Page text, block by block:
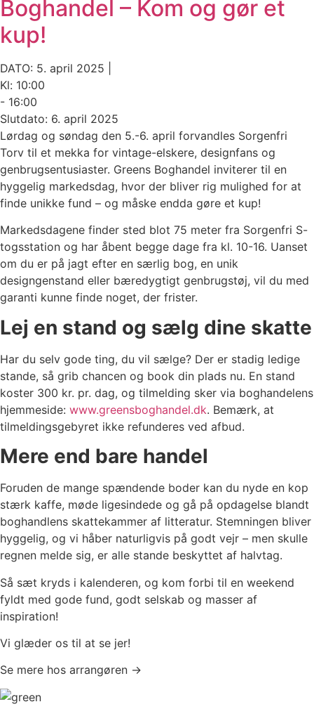
Boghandel – Kom og gør et
kup!
DATO: 5. april 2025 |
Kl: 10:00
- 16:00
Slutdato: 6. april 2025
Lørdag og søndag den 5.-6. april forvandles Sorgenfri
Torv til et mekka for vintage-elskere, designfans og
genbrugsentusiaster. Greens Boghandel inviterer til en
hyggelig markedsdag, hvor der bliver rig mulighed for at
finde unikke fund – og måske endda gøre et kup!
Markedsdagene finder sted blot 75 meter fra Sorgenfri S-
togsstation og har åbent begge dage fra kl. 10-16. Uanset
om du er på jagt efter en særlig bog, en unik
designgenstand eller bæredygtigt genbrugstøj, vil du med
garanti kunne finde noget, der frister.
Lej en stand og sælg dine skatte
Har du selv gode ting, du vil sælge? Der er stadig ledige
stande, så grib chancen og book din plads nu. En stand
koster 300 kr. pr. dag, og tilmelding sker via boghandelens
hjemmeside: www.greensboghandel.dk. Bemærk, at
tilmeldingsgebyret ikke refunderes ved afbud.
Mere end bare handel
Foruden de mange spændende boder kan du nyde en kop
stærk kaffe, møde ligesindede og gå på opdagelse blandt
boghandlens skattekammer af litteratur. Stemningen bliver
hyggelig, og vi håber naturligvis på godt vejr – men skulle
regnen melde sig, er alle stande beskyttet af halvtag.
Så sæt kryds i kalenderen, og kom forbi til en weekend
fyldt med gode fund, godt selskab og masser af
inspiration!
Vi glæder os til at se jer!
Se mere hos arrangøren →